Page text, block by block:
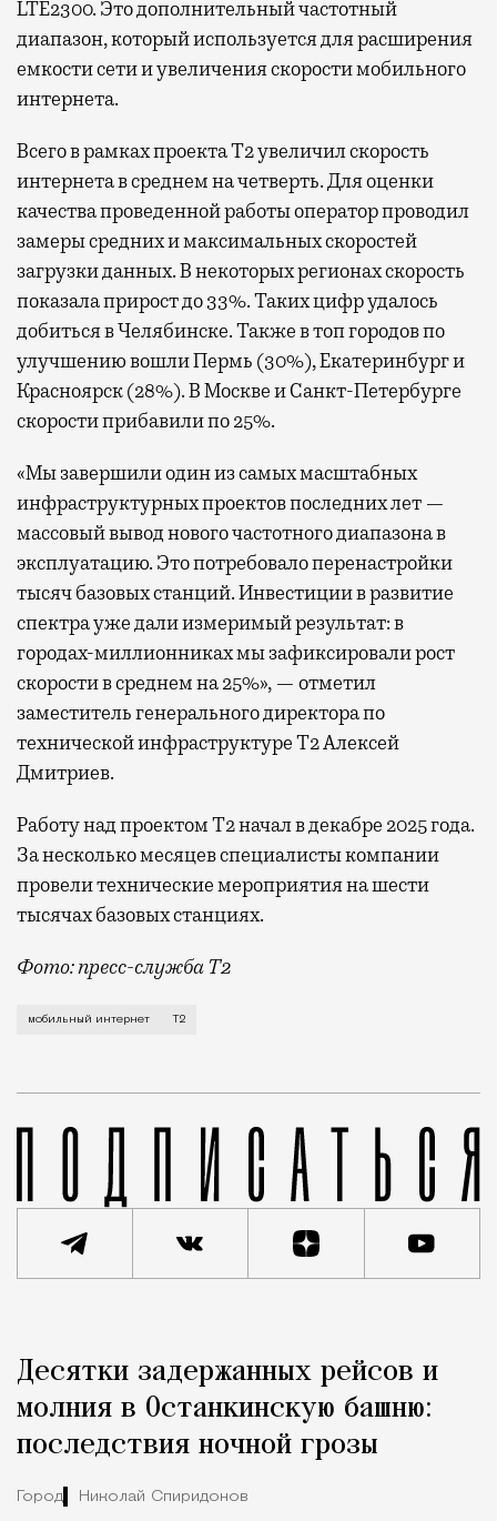
LTE2300. Это дополнительный частотный
диапазон, который используется для расширения
емкости сети и увеличения скорости мобильного
интернета.
Всего в рамках проекта Т2 увеличил скорость
интернета в среднем на четверть. Для оценки
качества проведенной работы оператор проводил
замеры средних и максимальных скоростей
загрузки данных. В некоторых регионах скорость
показала прирост до 33%. Таких цифр удалось
добиться в Челябинске. Также в топ городов по
улучшению вошли Пермь (30%), Екатеринбург и
Красноярск (28%). В Москве и Санкт-Петербурге
скорости прибавили по 25%.
«Мы завершили один из самых масштабных
инфраструктурных проектов последних лет —
массовый вывод нового частотного диапазона в
эксплуатацию. Это потребовало перенастройки
тысяч базовых станций. Инвестиции в развитие
спектра уже дали измеримый результат: в
городах-миллионниках мы зафиксировали рост
скорости в среднем на 25%», — отметил
заместитель генерального директора по
технической инфраструктуре Т2 Алексей
Дмитриев.
Работу над проектом Т2 начал в декабре 2025 года.
За несколько месяцев специалисты компании
провели технические мероприятия на шести
тысячах базовых станциях.
Фото: пресс-служба Т2
Мобильный оператор Т2 завершил работы по
мобильный интернет Т2
Город
Десятки задержанных рейсов и
молния в Останкинскую башню:
последствия ночной грозы
Город Николай Спиридонов